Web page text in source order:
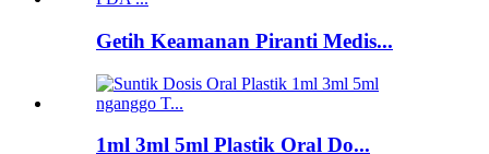
Getih Keamanan Piranti Medis...
1ml 3ml 5ml Plastik Oral Do...